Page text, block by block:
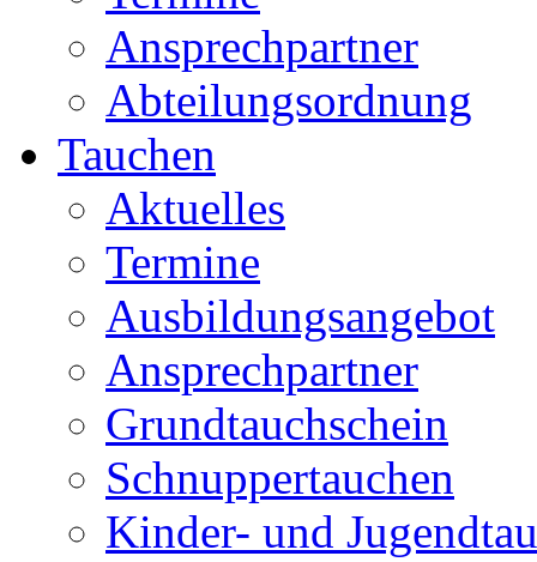
Ansprechpartner
Abteilungsordnung
Tauchen
Aktuelles
Termine
Ausbildungsangebot
Ansprechpartner
Grundtauchschein
Schnuppertauchen
Kinder- und